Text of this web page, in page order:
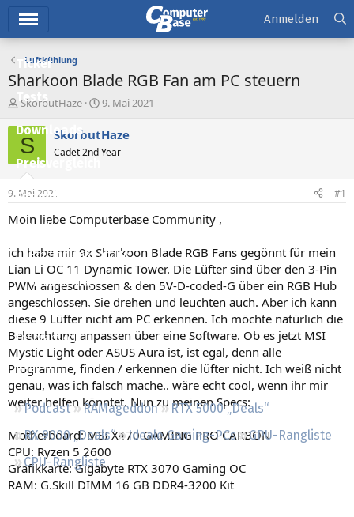
Ticker
Tests
Downloads
Preisvergleich
Forum
Aktuelles
Empfohlene Inhalte
Neue Beiträge
Neueste Aktivitäten
Leserartikel
Regeln
Podcast RAMageddon
RTX 5000 „Deals“
RX 9000 „Deals“
Ideale Gaming-PCs
GPU-Rangliste
CPU-Rangliste
Anmelden
Luftkühlung
Sharkoon Blade RGB Fan am PC steuern
E
s
t
e
l
e
r
SkorbutHaze
E
s
e
t
a
9. Mai 2021
S SkorbutHaze
Cadet 2nd Year
9. Mai 2021 #1
Moin liebe Computerbase Community ,
ich habe mir 9x Sharkoon Blade RGB Fans gegönnt für mein
Lian Li OC 11 Dynamic Tower. Die Lüfter sind über den 3-Pin
PWM angeschlossen & den 5V-D-coded-G über ein RGB Hub
angeschlossen. Sie drehen und leuchten auch. Aber ich kann
diese 9 Lüfter nicht am PC erkennen. Ich möchte natürlich die
Beleuchtung anpassen über eine Software. Ob es jetzt MSI
Mystic Light oder ASUS Aura ist, ist egal, denn alle
Programme, finden / erkennen die lüfter nicht. Ich weiß nicht
genau, was ich falsch mache.. wäre echt cool, wenn ihr mir
weiter helfen könntet. Nun zu meinen Specs:
Motherboard: MSI X470 GAMING PRO CARBON
CPU: Ryzen 5 2600
Grafikkarte: Gigabyte RTX 3070 Gaming OC
RAM: G.Skill DIMM 16 GB DDR4-3200 Kit